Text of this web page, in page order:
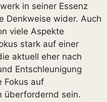
in seiner Essenz
Denkweise wider. Auch
viele Aspekte
stark auf einer
aktuell eher nach
Entschleunigung
Fokus auf
überfordernd sein.